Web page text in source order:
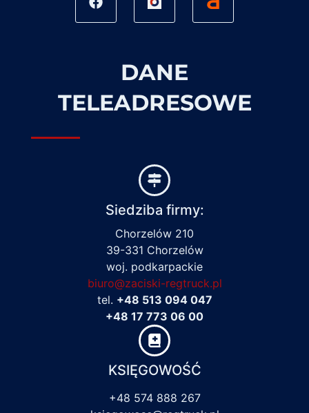
DANE
TELEADRESOWE
Siedziba firmy:
Chorzelów 210
39-331 Chorzelów
woj. podkarpackie
biuro@zaciski-regtruck.pl
tel. +48 513 094 047
+48 17 773 06 00
KSIĘGOWOŚĆ
+48 574 888 267